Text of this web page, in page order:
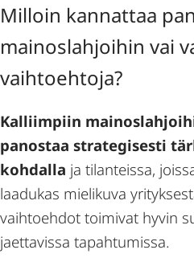
Milloin kannattaa
mainoslahjoihin vai
vaihtoehtoja?
Kalliimpiin
panostaa strategisesti
kohdalla ja tilanteissa,
laadukas mielikuva
vaihtoehdot toimivat hyvin
jaettavissa tapahtumissa.